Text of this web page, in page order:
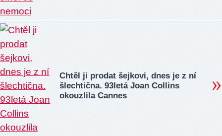
Chtěl ji prodat šejkovi, dnes je z ní
šlechtična. 93letá Joan Collins
okouzlila Cannes